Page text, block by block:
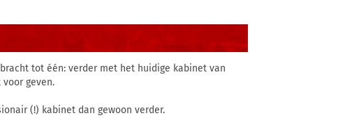
tot één: verder met het huidige kabinet van
voor geven.
(!) kabinet dan gewoon verder.